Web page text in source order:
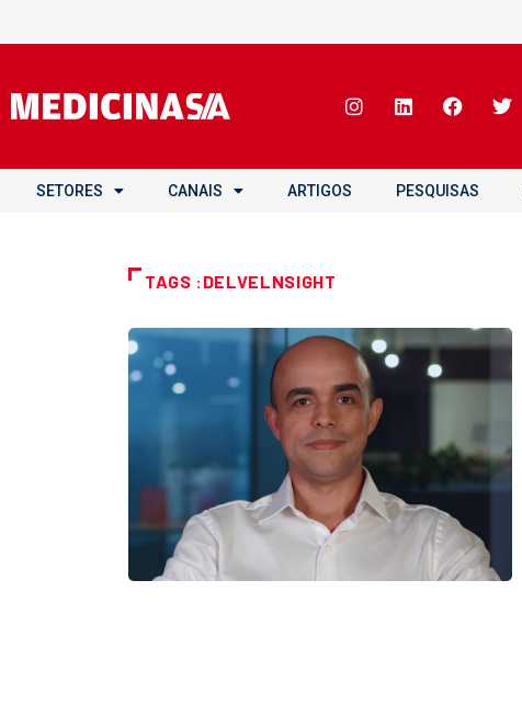
SETORES CANAIS ARTIGOS PESQUISAS
TAGS :DELVELNSIGHT